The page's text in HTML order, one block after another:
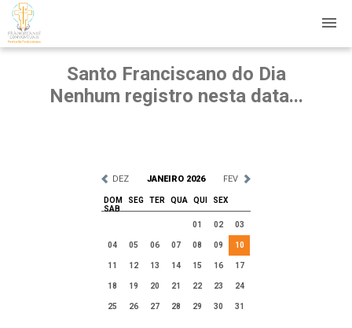
Santo Franciscano do Dia
Nenhum registro nesta data...
DEZ JANEIRO 2026 FEV
DOM SEG TER QUA QUI
SEX
SAB
01
02 03
04 05 06 07 08 09 10
11 12 13 14 15 16 17
18 19 20 21 22 23 24
25 26 27 28 29 30 31